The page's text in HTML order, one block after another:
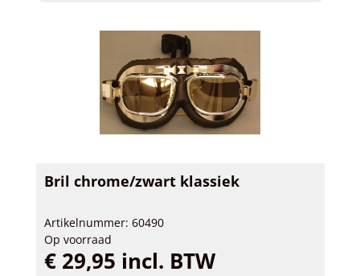
Bril chrome/zwart klassiek
Artikelnummer: 60490
Op voorraad
€ 29,95 incl. BTW